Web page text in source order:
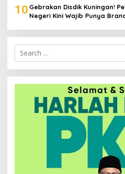
10 Gebrakan Disdik Kuningan!
Negeri Kini Wajib Punya
Search
for: